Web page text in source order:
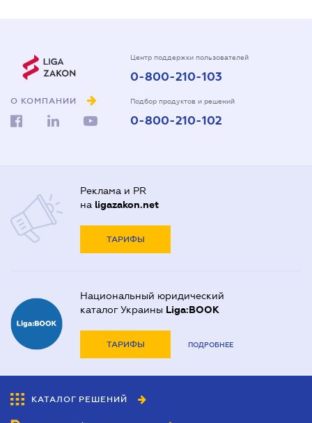
О КОМПАНИИ
Центр поддержки пользователей
0-800-210-103
Подбор продуктов и решений
0-800-210-102
Реклама и PR
на ligazakon.net
ТАРИФЫ
Национальный юридический
каталог Украины Liga:BOOK
ТАРИФЫ ПОДРОБНЕЕ
КАТАЛОГ РЕШЕНИЙ